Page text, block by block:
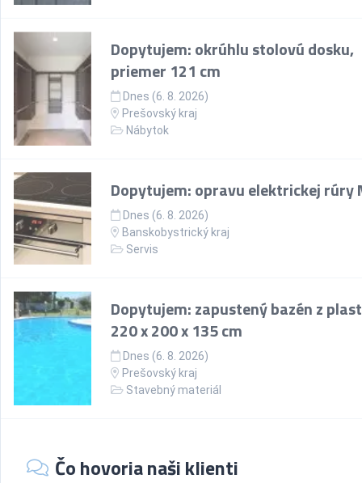
Dopytujem: okrúhlu stolovú dosku,
priemer 121 cm
Dnes (6. 8. 2026)
Prešovský kraj
Nábytok
Dopytujem: opravu elektrickej rúry
Dnes (6. 8. 2026)
Banskobystrický kraj
Servis
Dopytujem: zapustený bazén z
220 x 200 x 135 cm
Dnes (6. 8. 2026)
Prešovský kraj
Stavebný materiál
Čo hovoria naši klienti